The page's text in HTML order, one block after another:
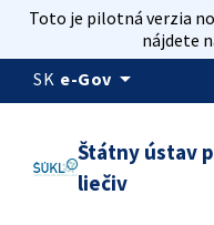
Toto je pilotná verzia
nájdete
SK e-Gov arrow_drop_down
Štátny ústav
liečiv